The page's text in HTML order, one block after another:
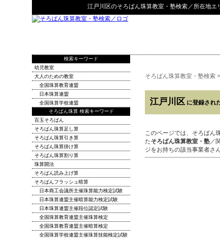
江戸川区のそろばん珠算教室・塾検索／所在地エ
そろばん珠算教室・塾検索
江戸川区 に登録され
このページでは、そろばん
たそろばん珠算教室・塾／
ジをお持ちの該当事業者さ
検索キーワード
幼児教室
大人のための教室
全国珠算教育連盟
日本珠算連盟
全国珠算学校連盟
そろばん珠算 検索キーワード
百玉そろばん
そろばん珠算足し算
そろばん珠算引き算
そろばん珠算掛け算
そろばん珠算割り算
珠算開法
そろばん読み上げ算
そろばんフラッシュ暗算
日本商工会議所主催珠算能力検定試験
日本珠算連盟主催暗算能力検定試験
日本珠算連盟主催段位認定試験
全国珠算教育連盟主催珠算検定
全国珠算教育連盟主催暗算検定
全国珠算学校連盟主催珠算技能検定試験